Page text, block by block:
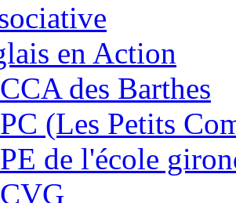
en Action
des Barthes
(Les Petits
de l'école